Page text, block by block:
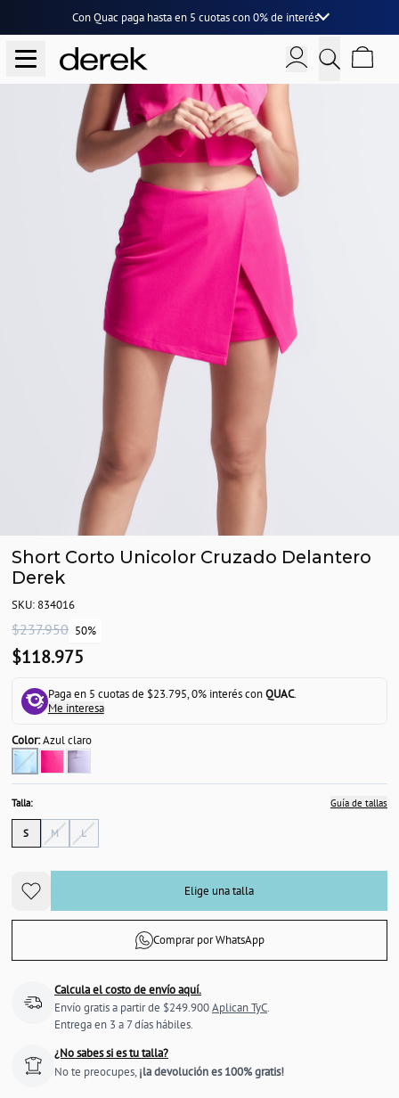
Con Quac paga hasta en 5 cuotascon0% de interés
Short Corto Unicolor Cruzado Delantero
Derek
SKU: 834016
$237.950 50%
$118.975
Paga en 5 cuotas de $23.795, 0% interés conQUAC.
Me interesa
Color:Azul claro
Talla: Guía de tallas
S M L
Elige una talla
Comprar por WhatsApp
Calcula el costo de envío aquí.
Envío gratis a partir de $249.900Aplican TyC.
Entrega en 3 a 7 días hábiles.
¿No sabes si es tu talla?
No te preocupes, ¡la devolución es 100% gratis!